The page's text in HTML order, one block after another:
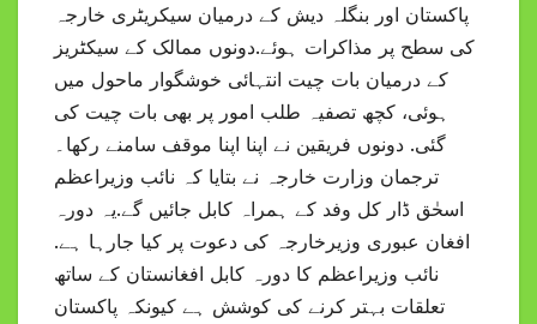
پاکستان اور بنگلہ دیش کے درمیان سیکریٹری خارجہ
کی سطح پر مذاکرات ہوئے.دونوں ممالک کے سیکٹریز
کے درمیان بات چیت انتہائی خوشگوار ماحول میں
ہوئی، کچھ تصفیہ طلب امور پر بھی بات چیت کی
گئی. دونوں فریقین نے اپنا اپنا موقف سامنے رکھا۔
ترجمان وزارت خارجہ نے بتایا کہ نائب وزیراعظم
اسحٰق ڈار کل وفد کے ہمراہ کابل جائیں گے.یہ دورہ
افغان عبوری وزیرخارجہ کی دعوت پر کیا جارہا ہے.
نائب وزیراعظم کا دورہ کابل افغانستان کے ساتھ
تعلقات بہتر کرنے کی کوشش ہے کیونکہ پاکستان